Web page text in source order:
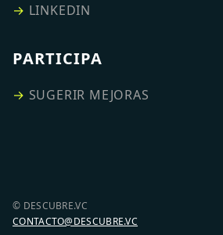
→ LINKEDIN
PARTICIPA
→ SUGERIR MEJORAS
© DESCUBRE.VC
CONTACTO@DESCUBRE.VC